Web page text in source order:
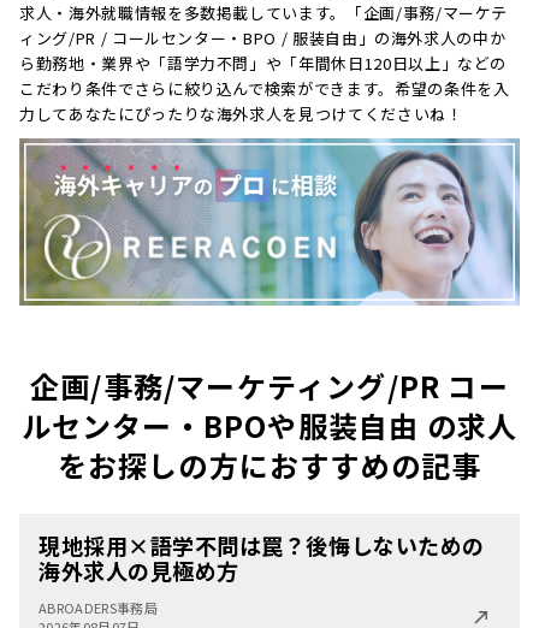
求人・海外就職情報を多数掲載しています。「企画/事務/マーケテ
ィング/PR / コールセンター・BPO / 服装自由」の海外求人の中か
ら勤務地・業界や「語学力不問」や「年間休日120日以上」などの
こだわり条件でさらに絞り込んで検索ができます。希望の条件を入
力してあなたにぴったりな海外求人を見つけてくださいね！
企画/事務/マーケティング/PR コー
ルセンター・BPOや服装自由 の求人
をお探しの方におすすめの記事
現地採用×語学不問は罠？後悔しないための
海外求人の見極め方
ABROADERS事務局